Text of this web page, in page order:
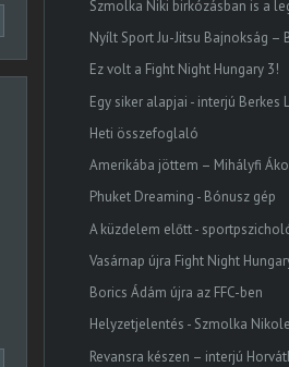
Szmolka Niki birkózásban is a
Nyílt Sport Ju-Jitsu Bajnokság –
Ez volt a Fight Night Hungary 3!
Egy siker alapjai - interjú Berkes
Heti összefoglaló
Amerikába jöttem – Mihályfi
Phuket Dreaming - Bónusz gép
A küzdelem előtt -
Vasárnap újra Fight Night
Borics Ádám újra az FFC-ben
Helyzetjelentés - Szmolka
Revansra készen – interjú